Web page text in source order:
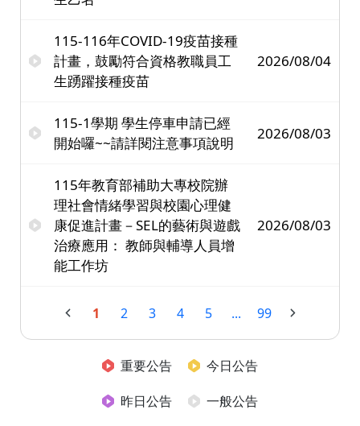
115-116年COVID-19疫苗接種
計畫，鼓勵符合資格教職員工
生踴躍接種疫苗
2026/08/04
115-1學期 學生停車申請已經
開始囉~~請詳閱注意事項說明
2026/08/03
115年教育部補助大專校院辦
理社會情緒學習與校園心理健
康促進計畫－SEL的藝術與遊戲
治療應用： 教師與輔導人員增
能工作坊
2026/08/03
1 2 3 4 5 ... 99
重要公告
今日公告
昨日公告
一般公告